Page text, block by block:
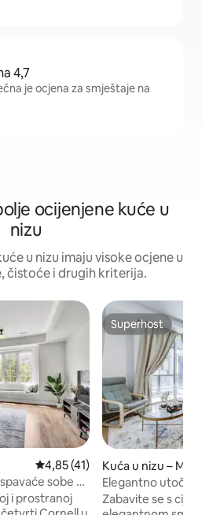
4,7
je ocjena za smještaje na
ocijenjene kuće u
nizu
u nizu imaju visoke ocjene u
čistoće i drugih kriterija.
Prosječna ocjena: 4,85/5,
4,85 (41)
sobe u
i prostranoj
Superhost
Superhost
Kuća u nizu –
Elegantno
Udobnost i
Zabavite se s